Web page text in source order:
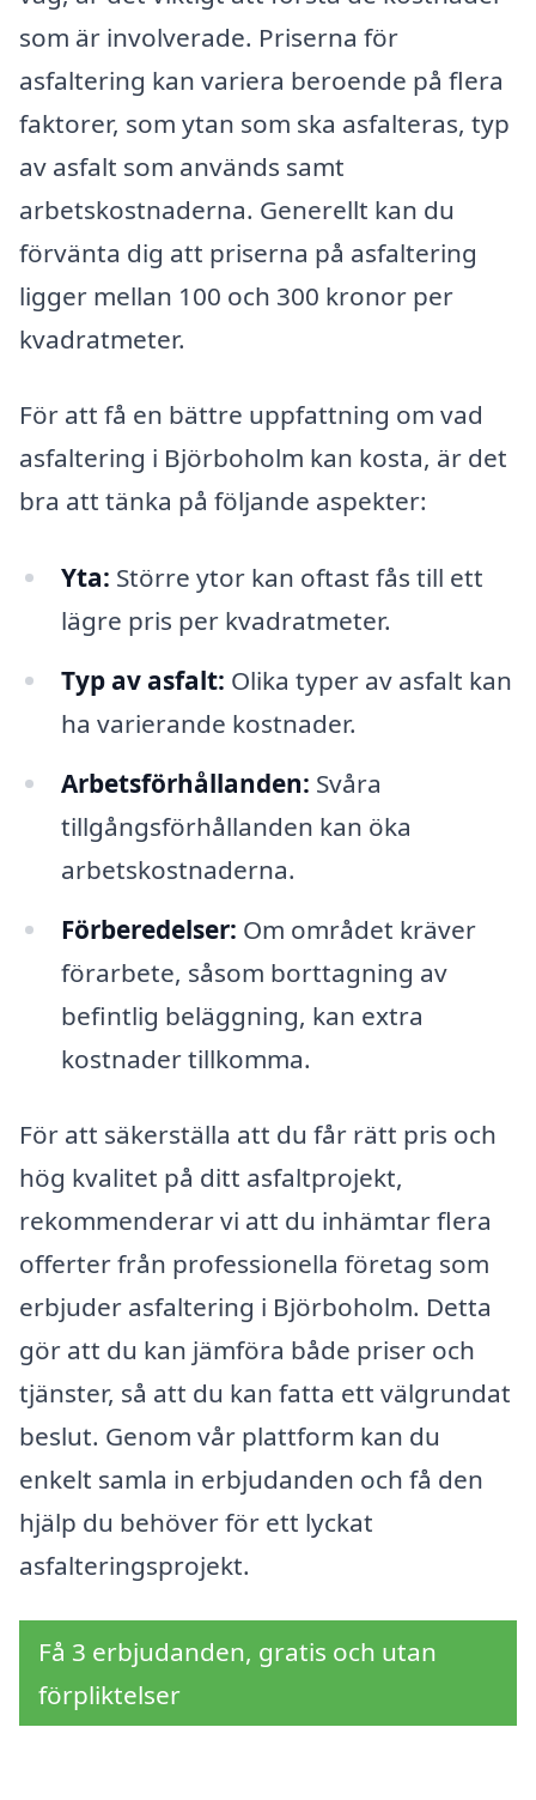
som är involverade. Priserna för
asfaltering kan variera beroende på flera
faktorer, som ytan som ska asfalteras, typ
av asfalt som används samt
arbetskostnaderna. Generellt kan du
förvänta dig att priserna på asfaltering
ligger mellan 100 och 300 kronor per
kvadratmeter.
För att få en bättre uppfattning om vad
asfaltering i Björboholm kan kosta, är det
bra att tänka på följande aspekter:
Yta: Större ytor kan oftast fås till ett
lägre pris per kvadratmeter.
Typ av asfalt: Olika typer av asfalt kan
ha varierande kostnader.
Arbetsförhållanden: Svåra
tillgångsförhållanden kan öka
arbetskostnaderna.
Förberedelser: Om området kräver
förarbete, såsom borttagning av
befintlig beläggning, kan extra
kostnader tillkomma.
För att säkerställa att du får rätt pris och
hög kvalitet på ditt asfaltprojekt,
rekommenderar vi att du inhämtar flera
offerter från professionella företag som
erbjuder asfaltering i Björboholm. Detta
gör att du kan jämföra både priser och
tjänster, så att du kan fatta ett välgrundat
beslut. Genom vår plattform kan du
enkelt samla in erbjudanden och få den
hjälp du behöver för ett lyckat
asfalteringsprojekt.
Få 3 erbjudanden, gratis och utan
förpliktelser